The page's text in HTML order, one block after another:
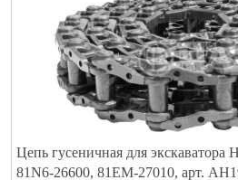
Цепь гусеничная для
81N6-26600, 81EM-27010, арт.